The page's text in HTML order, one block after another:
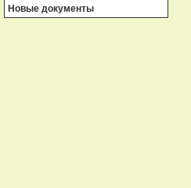
Новые документы